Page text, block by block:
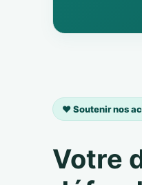
❤️ Soutenir nos
Votre